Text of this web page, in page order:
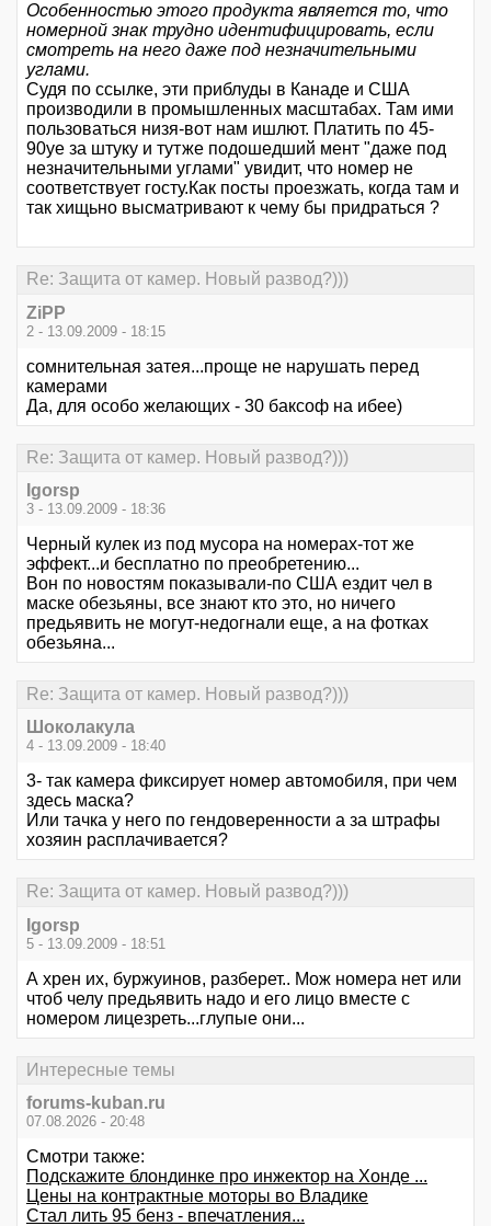
Особенностью этого продукта является то, что
номерной знак трудно идентифицировать, если
смотреть на него даже под незначительными
углами.
Судя по ссылке, эти приблуды в Канаде и США
производили в промышленных масштабах. Там ими
пользоваться низя-вот нам ишлют. Платить по 45-
90уе за штуку и тутже подошедший мент "даже под
незначительными углами" увидит, что номер не
соответствует госту.Как посты проезжать, когда там и
так хищьно высматривают к чему бы придраться ?
Re: Защита от камер. Новый развод?)))
ZiPP
2 - 13.09.2009 - 18:15
сомнительная затея...проще не нарушать перед
камерами
Да, для особо желающих - 30 баксоф на ибее)
Re: Защита от камер. Новый развод?)))
Igorsp
3 - 13.09.2009 - 18:36
Черный кулек из под мусора на номерах-тот же
эффект...и бесплатно по преобретению...
Вон по новостям показывали-по США ездит чел в
маске обезьяны, все знают кто это, но ничего
предьявить не могут-недогнали еще, а на фотках
обезьяна...
Re: Защита от камер. Новый развод?)))
Шоколакула
4 - 13.09.2009 - 18:40
3- так камера фиксирует номер автомобиля, при чем
здесь маска?
Или тачка у него по гендоверенности а за штрафы
хозяин расплачивается?
Re: Защита от камер. Новый развод?)))
Igorsp
5 - 13.09.2009 - 18:51
А хрен их, буржуинов, разберет.. Мож номера нет или
чтоб челу предьявить надо и его лицо вместе с
номером лицезреть...глупые они...
Интересные темы
forums-kuban.ru
07.08.2026 - 20:48
Смотри также:
Подскажите блондинке про инжектор на Хонде ...
Цены на контрактные моторы во Владике
Стал лить 95 бенз - впечатления...